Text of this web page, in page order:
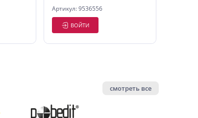
Артикул: 9536556
ВОЙТИ
смотреть все